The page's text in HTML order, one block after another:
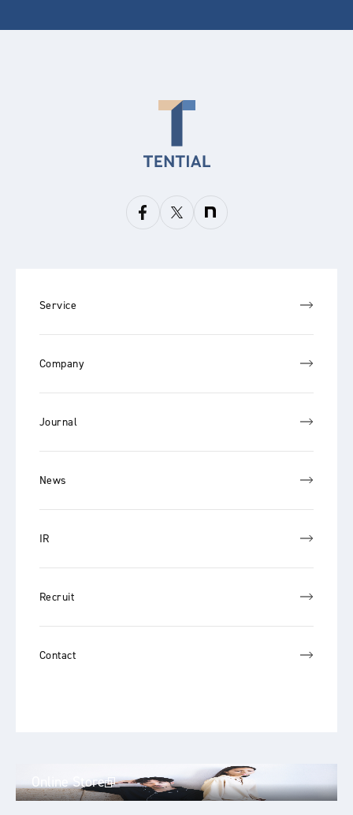
Service
Company
Journal
News
IR
Recruit
Contact
Online Store